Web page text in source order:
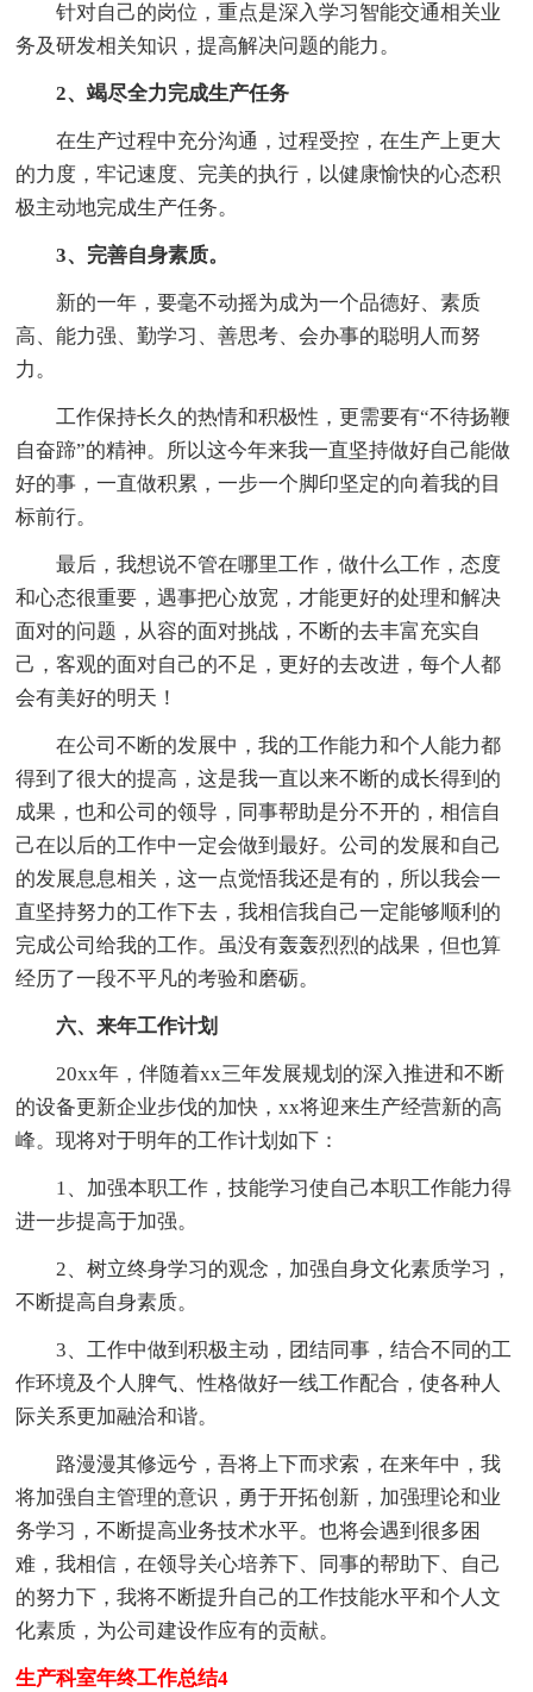
针对自己的岗位，重点是深入学习智能交通相关业
务及研发相关知识，提高解决问题的能力。
2、竭尽全力完成生产任务
在生产过程中充分沟通，过程受控，在生产上更大
的力度，牢记速度、完美的执行，以健康愉快的心态积
极主动地完成生产任务。
3、完善自身素质。
新的一年，要毫不动摇为成为一个品德好、素质
高、能力强、勤学习、善思考、会办事的聪明人而努
力。
工作保持长久的热情和积极性，更需要有“不待扬鞭
自奋蹄”的精神。所以这今年来我一直坚持做好自己能做
好的事，一直做积累，一步一个脚印坚定的向着我的目
标前行。
最后，我想说不管在哪里工作，做什么工作，态度
和心态很重要，遇事把心放宽，才能更好的处理和解决
面对的问题，从容的面对挑战，不断的去丰富充实自
己，客观的面对自己的不足，更好的去改进，每个人都
会有美好的明天！
在公司不断的发展中，我的工作能力和个人能力都
得到了很大的提高，这是我一直以来不断的成长得到的
成果，也和公司的领导，同事帮助是分不开的，相信自
己在以后的工作中一定会做到最好。公司的发展和自己
的发展息息相关，这一点觉悟我还是有的，所以我会一
直坚持努力的工作下去，我相信我自己一定能够顺利的
完成公司给我的工作。虽没有轰轰烈烈的战果，但也算
经历了一段不平凡的考验和磨砺。
六、来年工作计划
20xx年，伴随着xx三年发展规划的深入推进和不断
的设备更新企业步伐的加快，xx将迎来生产经营新的高
峰。现将对于明年的工作计划如下：
1、加强本职工作，技能学习使自己本职工作能力得
进一步提高于加强。
2、树立终身学习的观念，加强自身文化素质学习，
不断提高自身素质。
3、工作中做到积极主动，团结同事，结合不同的工
作环境及个人脾气、性格做好一线工作配合，使各种人
际关系更加融洽和谐。
路漫漫其修远兮，吾将上下而求索，在来年中，我
将加强自主管理的意识，勇于开拓创新，加强理论和业
务学习，不断提高业务技术水平。也将会遇到很多困
难，我相信，在领导关心培养下、同事的帮助下、自己
的努力下，我将不断提升自己的工作技能水平和个人文
化素质，为公司建设作应有的贡献。
生产科室年终工作总结4